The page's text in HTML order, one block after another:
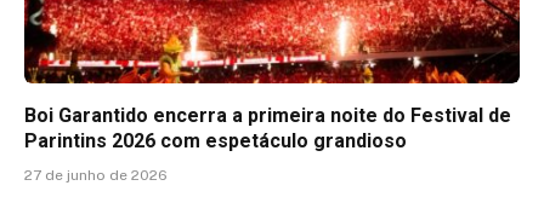
Boi Garantido encerra a primeira noite do Festival de
Parintins 2026 com espetáculo grandioso
27 de junho de 2026